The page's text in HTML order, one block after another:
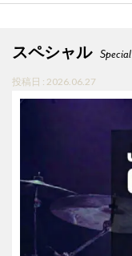
スペシャル Special
投稿日 : 2026.06.27